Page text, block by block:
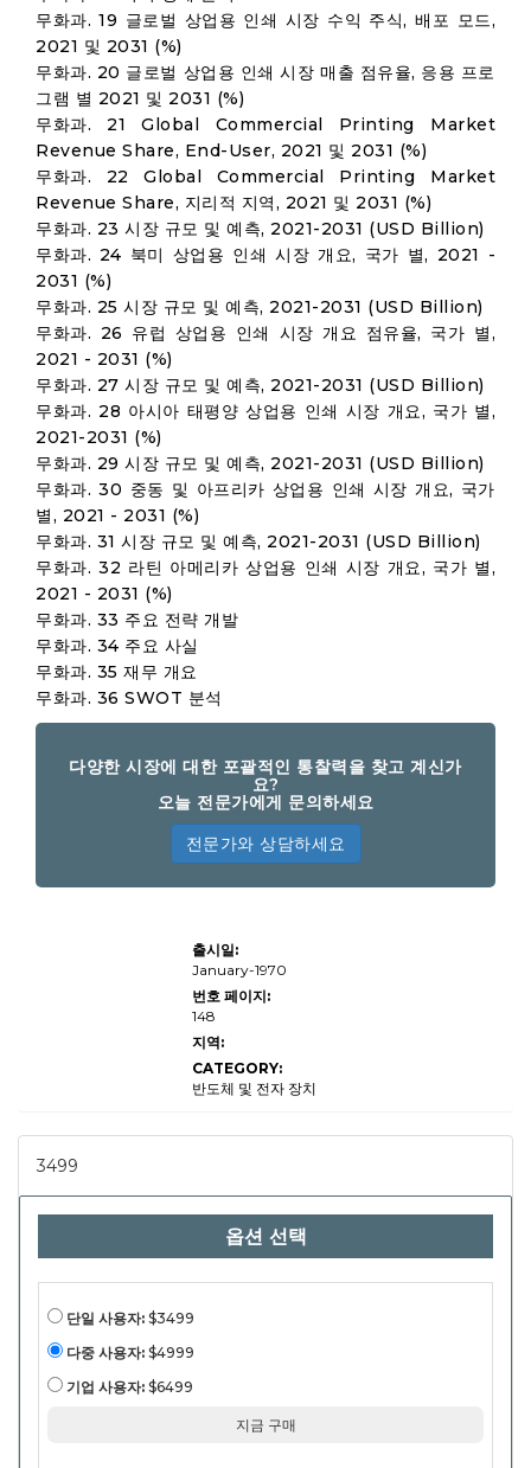
무화과. 19 글로벌 상업용 인쇄 시장 수익 주식, 배포 모드,
2021 및 2031 (%)
무화과. 20 글로벌 상업용 인쇄 시장 매출 점유율, 응용 프로
그램 별 2021 및 2031 (%)
무화과. 21 Global Commercial Printing Market
Revenue Share, End-User, 2021 및 2031 (%)
무화과. 22 Global Commercial Printing Market
Revenue Share, 지리적 지역, 2021 및 2031 (%)
무화과. 23 시장 규모 및 예측, 2021-2031 (USD Billion)
무화과. 24 북미 상업용 인쇄 시장 개요, 국가 별, 2021 -
2031 (%)
무화과. 25 시장 규모 및 예측, 2021-2031 (USD Billion)
무화과. 26 유럽 상업용 인쇄 시장 개요 점유율, 국가 별,
2021 - 2031 (%)
무화과. 27 시장 규모 및 예측, 2021-2031 (USD Billion)
무화과. 28 아시아 태평양 상업용 인쇄 시장 개요, 국가 별,
2021-2031 (%)
무화과. 29 시장 규모 및 예측, 2021-2031 (USD Billion)
무화과. 30 중동 및 아프리카 상업용 인쇄 시장 개요, 국가
별, 2021 - 2031 (%)
무화과. 31 시장 규모 및 예측, 2021-2031 (USD Billion)
무화과. 32 라틴 아메리카 상업용 인쇄 시장 개요, 국가 별,
2021 - 2031 (%)
무화과. 33 주요 전략 개발
무화과. 34 주요 사실
무화과. 35 재무 개요
무화과. 36 SWOT 분석
다양한 시장에 대한 포괄적인 통찰력을 찾고 계신가
요?
오늘 전문가에게 문의하세요
전문가와 상담하세요
셋 인
지털
플렉스
인쇄,
케이션
광고,
상업,
최종
출시일:
January-1970
번호 페이지:
148
지역:
CATEGORY:
반도체 및 전자 장치
3499
옵션 선택
단일 사용자: $3499
다중 사용자: $4999
기업 사용자: $6499
지금 구매